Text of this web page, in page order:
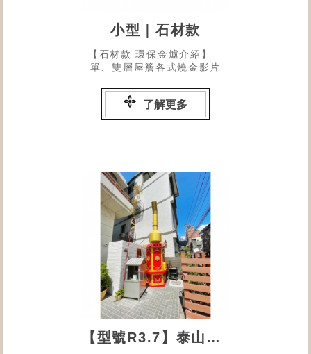
小型｜石材款
【石材款 環保金爐介紹】
單、雙層屋簷各式燒金影片
了解更多
【型號R3.7】泰山順天宮